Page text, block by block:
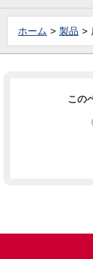
ホーム 製品
この